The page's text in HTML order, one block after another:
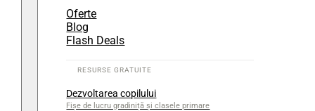
Oferte
Blog
Flash Deals
Dezvoltarea copilului
Fișe de lucru gradiniță și clasele primare